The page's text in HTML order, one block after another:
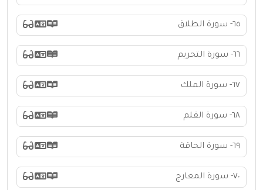
٦٥- سورة الطلاق
٦٦- سورة التحريم
٦٧- سورة الملك
٦٨- سورة القلم
٦٩- سورة الحاقة
٧٠- سورة المعارج